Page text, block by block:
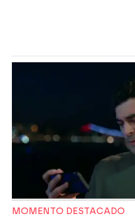
MOMENTO DESTACADO